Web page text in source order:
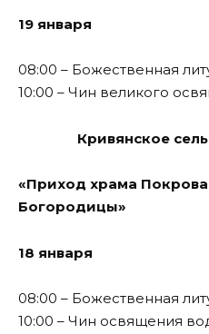
19 января
08:00 – Божественная
10:00 – Чин великого
Кривянское
«Приход храма
Богородицы»
18 января
08:00 – Божественная
10:00 – Чин освящения